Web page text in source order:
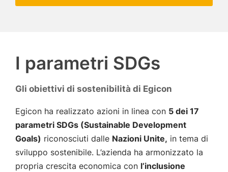
I parametri SDGs
Gli obiettivi di sostenibilità di Egicon
Egicon ha realizzato azioni in linea con 5 dei 17
parametri SDGs (Sustainable Development
Goals) riconosciuti dalle Nazioni Unite, in tema di
sviluppo sostenibile. L’azienda ha armonizzato la
propria crescita economica con l’inclusione